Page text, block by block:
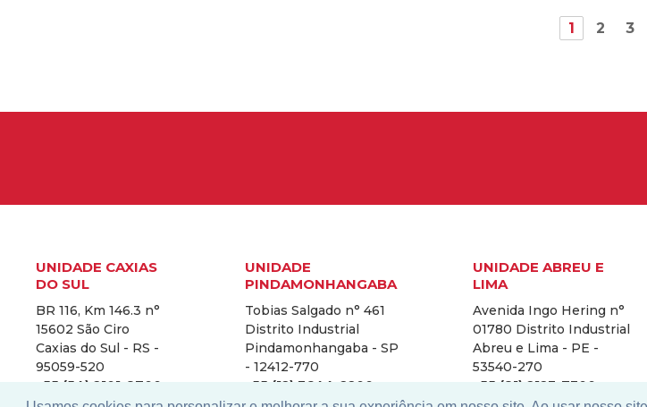
1 2 3
UNIDADE CAXIAS
DO SUL
BR 116, Km 146.3 n°
15602 São Ciro
Caxias do Sul - RS -
95059-520
+55 (54) 2101-8700
UNIDADE
PINDAMONHANGABA
Tobias Salgado n° 461
Distrito Industrial
Pindamonhangaba - SP
- 12412-770
+55 (12) 3644-2200
UNIDADE ABREU E
LIMA
Avenida Ingo Hering n°
01780 Distrito Industrial
Abreu e Lima - PE -
53540-270
+55 (81) 2123-7300